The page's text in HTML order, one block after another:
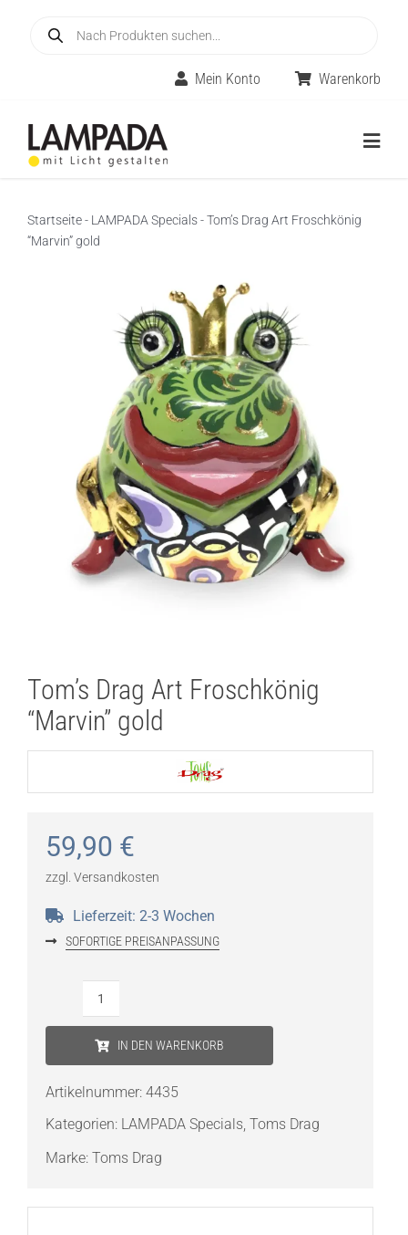
search
Mein Konto Warenkorb
Innenleuchten
Räume
Außenleuchten
Lichtplanung
Referenzen
Marken
Ratgeber
Startseite- LAMPADA Specials-Tom’s Drag Art Froschkönig
“Marvin” gold
Tom’s Drag Art Froschkönig
“Marvin” gold
59,90 €
zzgl. Versandkosten
Lieferzeit: 2-3 Wochen
SOFORTIGE PREISANPASSUNG
Froschkönig
gold
Menge
IN DEN WARENKORB
Artikelnummer: 4435
Kategorien: LAMPADA Specials, Toms Drag
Marke: Toms Drag